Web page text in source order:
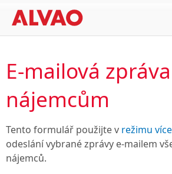
E-mailová
nájemcům
Tento formulář použijte v režimu
odeslání vybrané zprávy e-mailem
nájemců.